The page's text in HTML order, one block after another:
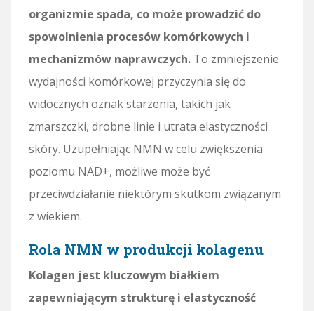
organizmie spada, co może prowadzić do
spowolnienia procesów komórkowych i
mechanizmów naprawczych. To zmniejszenie
wydajności komórkowej przyczynia się do
widocznych oznak starzenia, takich jak
zmarszczki, drobne linie i utrata elastyczności
skóry. Uzupełniając NMN w celu zwiększenia
poziomu NAD+, możliwe może być
przeciwdziałanie niektórym skutkom związanym
z wiekiem.
Rola NMN w produkcji kolagenu
Kolagen jest kluczowym białkiem
zapewniającym strukturę i elastyczność